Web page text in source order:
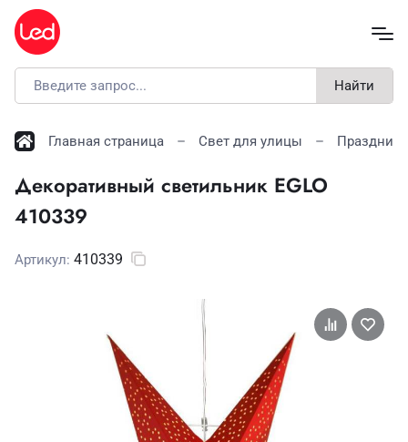
Найти
Главная страница Свет для улицы
Декоративный светильник EGLO
410339
Артикул: 410339